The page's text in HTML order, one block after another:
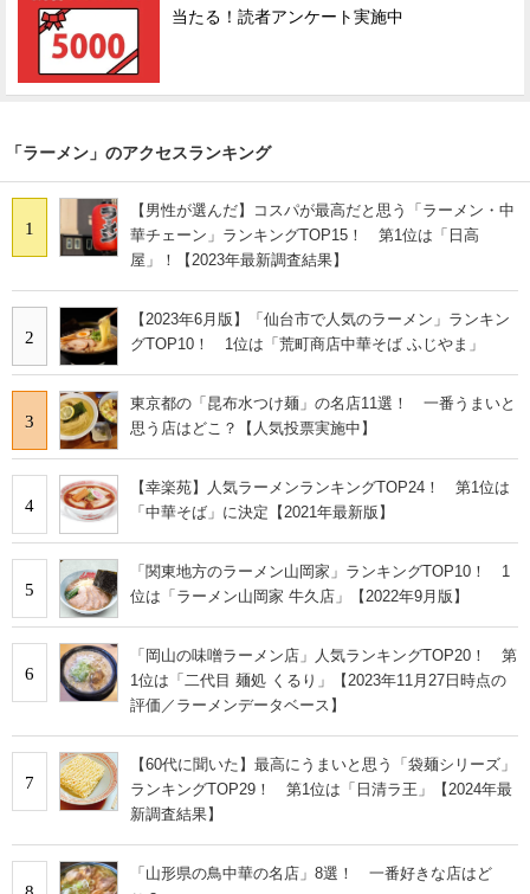
当たる！読者アンケート実施中
「ラーメン」のアクセスランキング
1
【男性が選んだ】コスパが最高だと思う「ラーメン・中
華チェーン」ランキングTOP15！ 第1位は「日高
屋」！【2023年最新調査結果】
2
【2023年6月版】「仙台市で人気のラーメン」ランキン
グTOP10！ 1位は「荒町商店中華そば ふじやま」
3
東京都の「昆布水つけ麺」の名店11選！ 一番うまいと
思う店はどこ？【人気投票実施中】
4
【幸楽苑】人気ラーメンランキングTOP24！ 第1位は
「中華そば」に決定【2021年最新版】
5
「関東地方のラーメン山岡家」ランキングTOP10！ 1
位は「ラーメン山岡家 牛久店」【2022年9月版】
6
「岡山の味噌ラーメン店」人気ランキングTOP20！ 第
1位は「二代目 麺処 くるり」【2023年11月27日時点の
評価／ラーメンデータベース】
7
【60代に聞いた】最高にうまいと思う「袋麺シリーズ」
ランキングTOP29！ 第1位は「日清ラ王」【2024年最
新調査結果】
「山形県の鳥中華の名店」8選！ 一番好きな店はど